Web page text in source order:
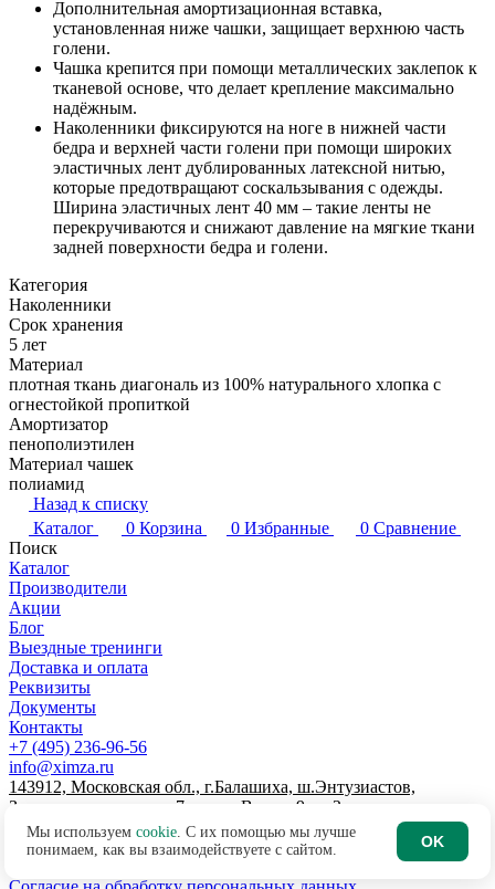
Дополнительная амортизационная вставка,
установленная ниже чашки, защищает верхнюю часть
голени.
Чашка крепится при помощи металлических заклепок к
тканевой основе, что делает крепление максимально
надёжным.
Наколенники фиксируются на ноге в нижней части
бедра и верхней части голени при помощи широких
эластичных лент дублированных латексной нитью,
которые предотвращают соскальзывания с одежды.
Ширина эластичных лент 40 мм – такие ленты не
перекручиваются и снижают давление на мягкие ткани
задней поверхности бедра и голени.
Категория
Наколенники
Срок хранения
5 лет
Материал
плотная ткань диагональ из 100% натурального хлопка с
огнестойкой пропиткой
Амортизатор
пенополиэтилен
Материал чашек
полиамид
Назад к списку
Каталог
0 Корзина 0 Избранные 0 Сравнение
Поиск
Каталог
Производители
Акции
Блог
Выездные тренинги
Доставка и оплата
Реквизиты
Документы
Контакты
+7 (495) 236-96-56
info@ximza.ru
143912, Московская обл., г.Балашиха, ш.Энтузиастов,
Западная промзона, д.7, литер В, пом.9, эт.2
© 2026 ООО "ХИМЗАЩИТА"
Договор-оферта интернет-магазина
Мы используем cookie. С их помощью мы лучше
понимаем, как вы взаимодействуете с сайтом.
OK